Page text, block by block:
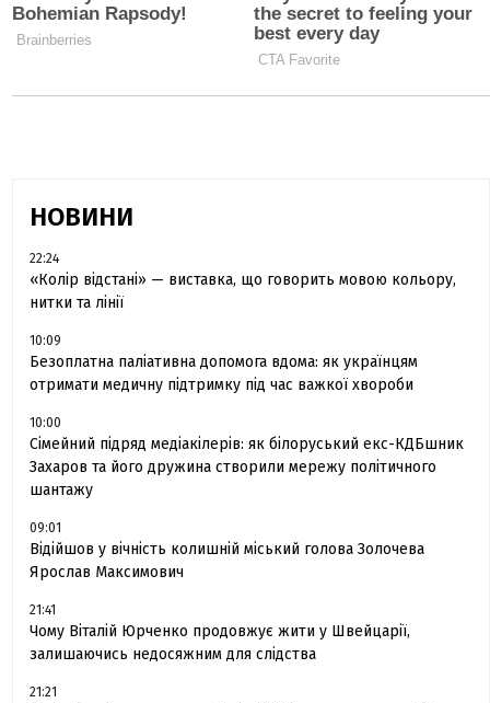
НОВИНИ
22:24
«Колір відстані» — виставка, що говорить мовою кольору,
нитки та лінії
10:09
Безоплатна паліативна допомога вдома: як українцям
отримати медичну підтримку під час важкої хвороби
10:00
Сімейний підряд медіакілерів: як білоруський екс-КДБшник
Захаров та його дружина створили мережу політичного
шантажу
09:01
Відійшов у вічність колишній міський голова Золочева
Ярослав Максимович
21:41
Чому Віталій Юрченко продовжує жити у Швейцарії,
залишаючись недосяжним для слідства
21:21